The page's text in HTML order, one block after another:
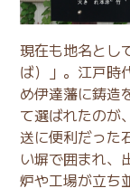
現在も地名とし
ば）」。江戸時
め伊達藩に鋳造
て選ばれたのが
送に便利だった
い塀で囲まれ、
炉や工場が立